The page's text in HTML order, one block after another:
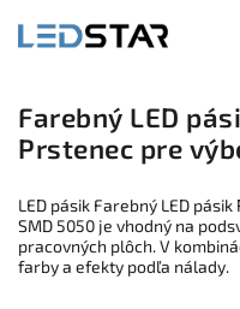
Farebný LED
Prstenec pre
LED pásik Farebný LED
SMD 5050 je vhodný na
pracovných plôch. V
farby a efekty podľa nálady.